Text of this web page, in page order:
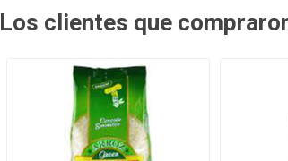
Los clientes que